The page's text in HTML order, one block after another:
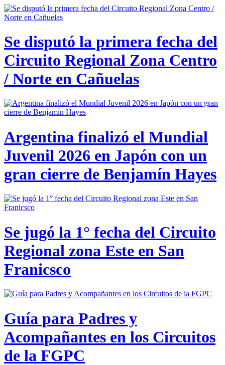
Se disputó la primera fecha del
Circuito Regional Zona Centro
/ Norte en Cañuelas
Argentina finalizó el Mundial
Juvenil 2026 en Japón con un
gran cierre de Benjamín Hayes
Se jugó la 1° fecha del Circuito
Regional zona Este en San
Franicsco
Guía para Padres y
Acompañantes en los Circuitos
de la FGPC